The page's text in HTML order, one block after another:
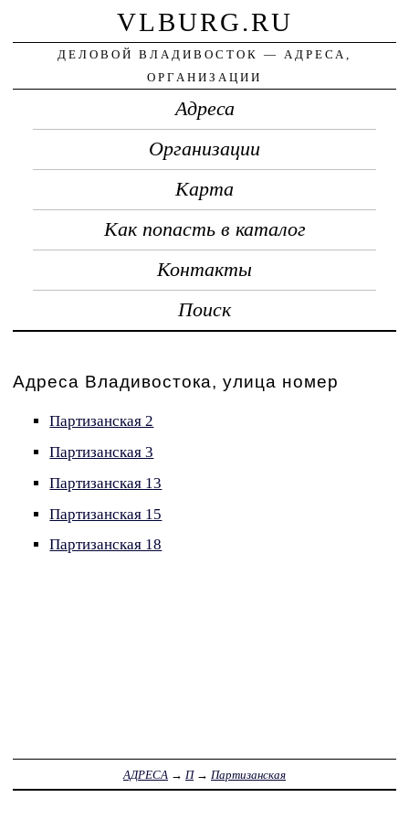
VLBURG.RU
ДЕЛОВОЙ ВЛАДИВОСТОК — АДРЕСА,
ОРГАНИЗАЦИИ
Адреса
Организации
Карта
Как попасть в каталог
Контакты
Поиск
Адреса Владивостока, улица номер
Партизанская 2
Партизанская 3
Партизанская 13
Партизанская 15
Партизанская 18
АДРЕСА → П→ Партизанская